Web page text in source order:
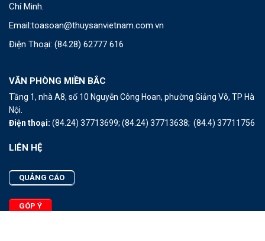
Chí Minh.
Email:toasoan@thuysanvietnam.com.vn
Điện Thoại: (84.28) 62777 616
VĂN PHÒNG MIỀN BẮC
Tầng 1, nhà A8, số 10 Nguyễn Công Hoan, phường Giảng Võ, TP Hà
Nội.
Điện thoại: (84.24) 37713699; (84.24) 37713638; (84.4) 37711756
LIÊN HỆ
QUẢNG CÁO
GÓP Ý